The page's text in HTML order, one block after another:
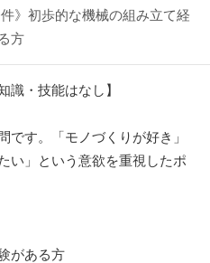
》初歩的な機械の組み立て経
方
識・技能はなし】
す。「モノづくりが好き」
い」という意欲を重視したポ
がある方